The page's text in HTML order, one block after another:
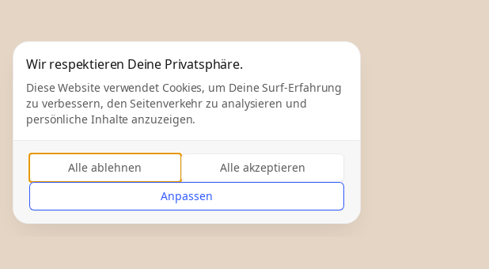
Wir respektieren Deine Privatsphäre.
Diese Website verwendet Cookies, um Deine Surf-Erfahrung
zu verbessern, den Seitenverkehr zu analysieren und
persönliche Inhalte anzuzeigen.
Alle ablehnen
Alle akzeptieren
Anpassen